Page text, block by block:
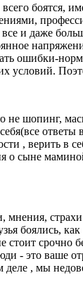
и даже
ошибки-
условий.
шопинг,
ответы
, верить в
сыне
боялись,
срочно
- это ваше
деле , мы